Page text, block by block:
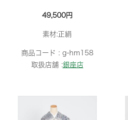
49,500円
素材:正絹
商品コード : g-hm158
取扱店舗 :銀座店